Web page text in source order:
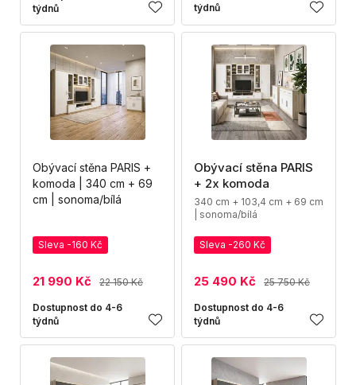
týdnů
týdnů
Obývací stěna PARIS +
komoda | 340 cm + 69
cm | sonoma/bílá
Sleva -160 Kč
21 990 Kč 22 150 Kč
Dostupnost do 4-6
týdnů
Obývací stěna PARIS
+ 2x komoda
340 cm + 103,4 cm + 69 cm
| sonoma/bílá
Sleva -260 Kč
25 490 Kč 25 750 Kč
Dostupnost do 4-6
týdnů